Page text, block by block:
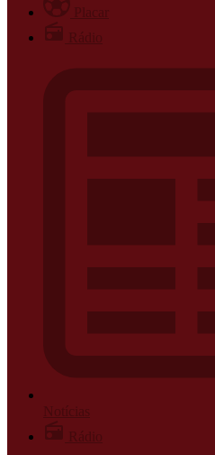
Placar
Rádio
Notícias
Rádio